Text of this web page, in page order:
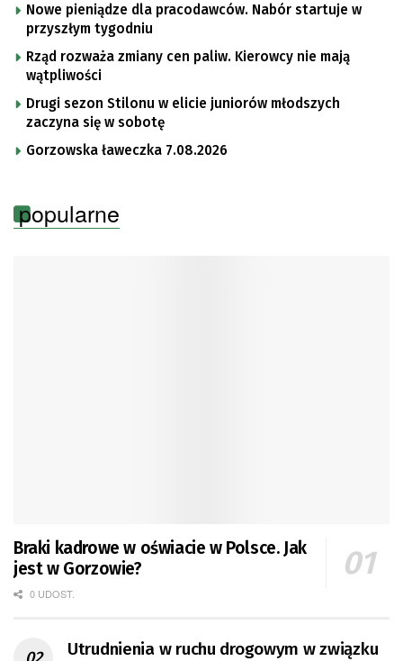
Nowe pieniądze dla pracodawców. Nabór startuje w
przyszłym tygodniu
Rząd rozważa zmiany cen paliw. Kierowcy nie mają
wątpliwości
Drugi sezon Stilonu w elicie juniorów młodszych
zaczyna się w sobotę
Gorzowska ławeczka 7.08.2026
popularne
Braki kadrowe w oświacie w Polsce. Jak
jest w Gorzowie?
0 UDOST.
Utrudnienia w ruchu drogowym w związku